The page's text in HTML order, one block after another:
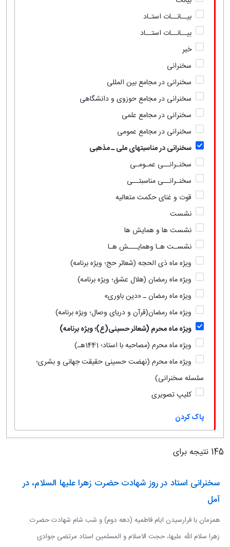
بیــانــات استـاد
بیــانــات استــاد
خبر
سخنرانی
سخنرانی در مجامع بین المللی
سخنرانی در مجامع حوزوی و دانشگاهی
سخنرانی در مجامع علمی
سخنرانی در مجامع عمومی
سخنرانی در مناسبتهای ملی ـ مذهبی
سخنـرانــی عمـومـی
سخنـرانــی مناسبتــی
قوت و غنای حکمت متعالیه
نشست
نشست ها و همایش ها
نشسـت هـا وهمایـــش هـا
ویژه ماه ذی الحجه (شعائر حج؛ ویژه برنامه)
ویژه ماه رمضان (هلال عشق؛ ویژه برنامه)
ویژه ماه رمضان ـ «دین باوری»
ویژه ماه رمضان(قرآن و دریای وصال؛ ویژه برنامه)
ویژه ماه محرم (شعائر حسینی(ع)؛ ویژه برنامه)
ویژه ماه محرم (مصاحبه با استاد؛ 1441هـ)
ویژه ماه محرم (نهضت حسینی حقیقت جهانی و بشری؛
سلسله سخنرانی)
کلیپ تصویری
پاک کردن
145 نتیجه برای
سخنرانی استاد در روز شهادت حضرت زهرا علیها السلام، در
آمل
همزمان با فرارسیدن ایام فاطمیه (دهه دوم) و شب شام شهادت حضرت
زهرا سلام الله علیها، حجت الاسلام و المسلمین استاد مرتضی جوادی